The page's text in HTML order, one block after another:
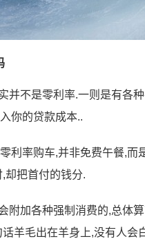
并不是零利率.一则是有各
你的贷款成本..
利率购车,并非免费午餐,
却把首付的钱分.
附加各种强制消费的,总体
羊毛出在羊身上,没有人